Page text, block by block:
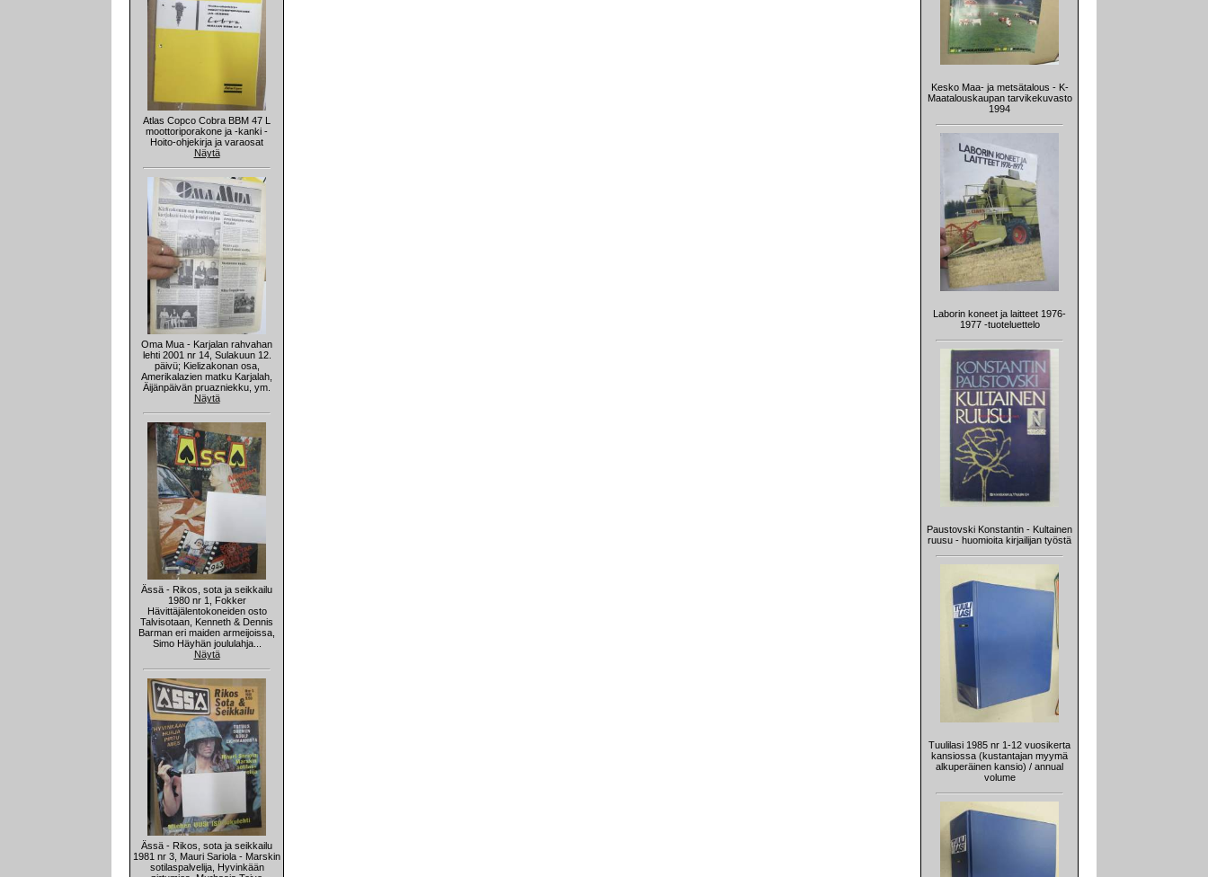
Atlas Copco Cobra BBM 47 L
moottoriporakone ja -kanki -
Hoito-ohjekirja ja varaosat
Näytä
Oma Mua - Karjalan rahvahan
lehti 2001 nr 14, Sulakuun 12.
päivü; Kielizakonan osa,
Amerikalazien matku Karjalah,
Äijänpäivän pruazniekku, ym.
Näytä
Ässä - Rikos, sota ja seikkailu
1980 nr 1, Fokker
Hävittäjälentokoneiden osto
Talvisotaan, Kenneth & Dennis
Barman eri maiden armeijoissa,
Simo Häyhän joululahja...
Näytä
Ässä - Rikos, sota ja seikkailu
1981 nr 3, Mauri Sariola - Marskin
sotilaspalvelija, Hyvinkään
Kesko Maa- ja metsätalous - K-
Maatalouskaupan tarvikekuvasto
1994
Laborin koneet ja laitteet 1976-
1977 -tuoteluettelo
Paustovski Konstantin - Kultainen
ruusu - huomioita kirjailijan työstä
Tuulilasi 1985 nr 1-12 vuosikerta
kansiossa (kustantajan myymä
alkuperäinen kansio) / annual
volume